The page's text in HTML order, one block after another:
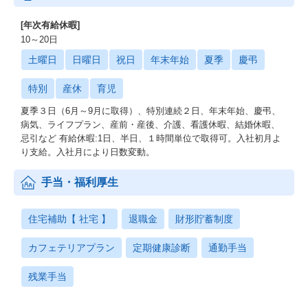
[年次有給休暇]
10～20日
土曜日 日曜日 祝日 年末年始 夏季 慶弔
特別 産休 育児
夏季３日（6月～9月に取得）、特別連続２日、年末年始、慶弔、
病気、ライフプラン、産前・産後、介護、看護休暇、結婚休暇、
忌引など 有給休暇:1日、半日、１時間単位で取得可。入社初月よ
り支給。入社月により日数変動。
手当・福利厚生
住宅補助【 社宅 】 退職金 財形貯蓄制度
カフェテリアプラン 定期健康診断 通勤手当
残業手当